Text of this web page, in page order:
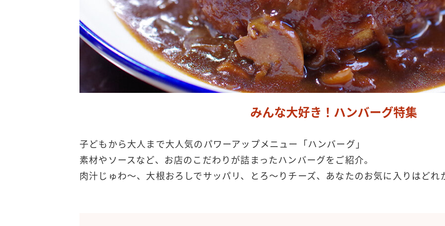
みんな大好き！ハンバーグ特集
子どもから大人まで大人気のパワーアップメニュー「ハンバーグ」
素材やソースなど、お店のこだわりが詰まったハンバーグをご紹介。
肉汁じゅわ～、大根おろしでサッパリ、とろ～りチーズ、あなたのお気に入りはどれ